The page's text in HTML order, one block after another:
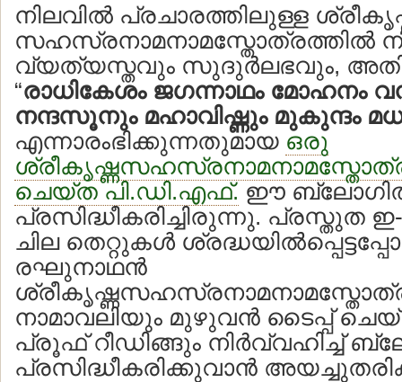
നിലവില്‍ പ്രചാരത്തിലുള്ള
സഹസ്രനാമനാമസ്തോത്രത്തില്‍
വ്യത്യസ്തവും സുദുര്‍ലഭവും,
“രാധികേശം ജഗന്നാഥം മോഹനം
നന്ദസൂനും മഹാവിഷ്ണും മുകുന്ദം
എന്നാരംഭിക്കുന്നതുമായ ഒരു
ചെയ്ത പി.ഡി.എഫ്. ഈ
പ്രസിദ്ധീകരിച്ചിരുന്നു. പ്രസ്തുത
ചില തെറ്റുകള്‍
രഘുനാഥന്‍
നാമാവലിയും മുഴുവന്‍ ടൈപ്പ്
പ്രൂഫ് റീഡിങ്ങും നിര്‍വ്വഹിച്ച്
പ്രസിദ്ധീകരിക്കുവാന്‍